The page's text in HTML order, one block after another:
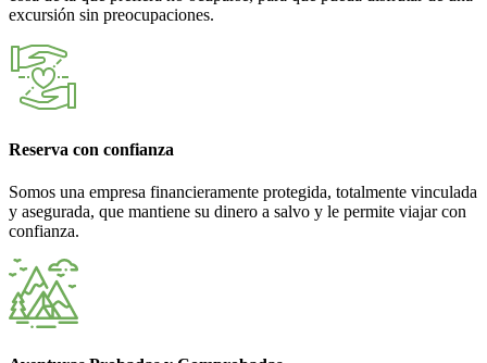
excursión sin preocupaciones.
Reserva con confianza
Somos una empresa financieramente protegida, totalmente vinculada
y asegurada, que mantiene su dinero a salvo y le permite viajar con
confianza.